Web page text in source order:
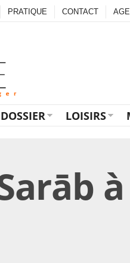
PRATIQUE CONTACT
DOSSIER LOISIRS